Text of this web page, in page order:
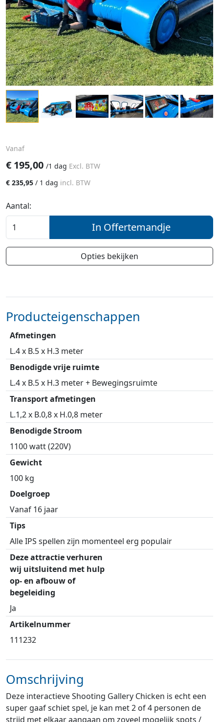
Vanaf
€ 195,00 /1 dag Excl. BTW
€ 235,95 / 1 dag incl. BTW
Aantal:
In Offertemandje
Opties bekijken
Producteigenschappen
Afmetingen
L.4 x B.5 x H.3 meter
Benodigde vrije ruimte
L.4 x B.5 x H.3 meter + Bewegingsruimte
Transport afmetingen
L.1,2 x B.0,8 x H.0,8 meter
Benodigde Stroom
1100 watt (220V)
Gewicht
100 kg
Doelgroep
Vanaf 16 jaar
Tips
Alle IPS spellen zijn momenteel erg populair
Deze attractie verhuren
wij uitsluitend met hulp
op- en afbouw of
begeleiding
Ja
Artikelnummer
111232
Omschrijving
Deze interactieve Shooting Gallery Chicken is echt een
super gaaf schiet spel, je kan met 2 of 4 personen de
strijd met elkaar aangaan om zoveel mogelijk spots /